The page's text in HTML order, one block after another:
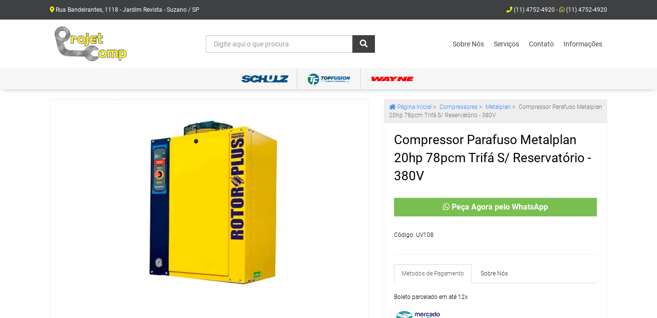
Rua Bandeirantes, 1118 - Jardim Revista - Suzano / SP (11) 4752-4920 - (11) 4752-4920
Sobre Nós Serviços Contato Informações
Página Inicial > Compressores> Metalplan > Compressor Parafuso Metalplan
20hp 78pcm Trifá S/ Reservatório - 380V
Compressor Parafuso Metalplan
20hp 78pcm Trifá S/ Reservatório -
380V
Peça Agora pelo WhatsApp
Código: UV108
Metodos de Pagamento Sobre Nós
Boleto parcelado em até 12x